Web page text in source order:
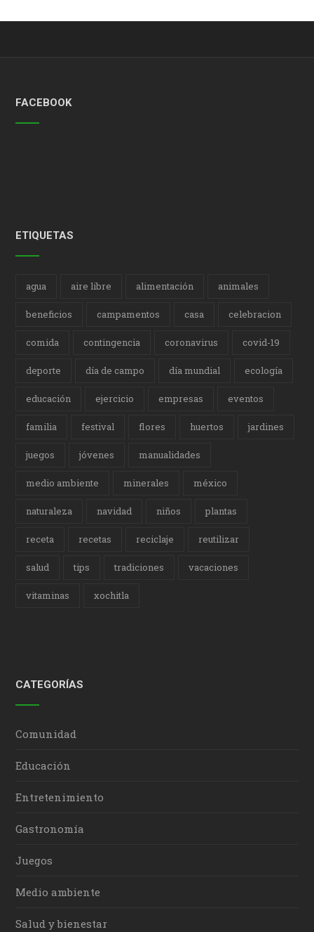
FACEBOOK
ETIQUETAS
agua aire libre alimentación animales
beneficios campamentos casa celebracion
comida contingencia coronavirus covid-19
deporte día de campo día mundial ecología
educación ejercicio empresas eventos
familia festival flores huertos jardines
juegos jóvenes manualidades
medio ambiente minerales méxico
naturaleza navidad niños plantas
receta recetas reciclaje reutilizar
salud tips tradiciones vacaciones
vitaminas xochitla
CATEGORÍAS
Comunidad
Educación
Entretenimiento
Gastronomía
Juegos
Medio ambiente
Salud y bienestar